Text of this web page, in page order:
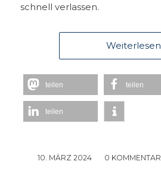
schnell verlassen.
Weiterlesen
teilen teilen
teilen
10. MÄRZ 2024
/ 0 /